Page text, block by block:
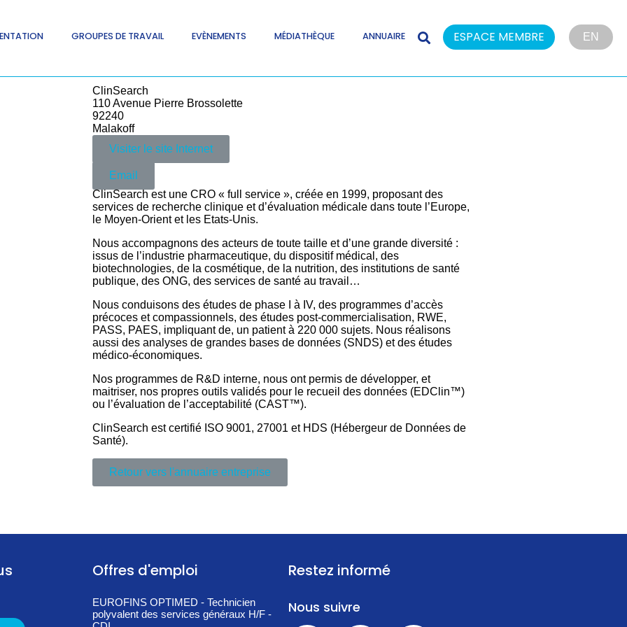
GROUPES DE TRAVAIL EVÈNEMENTS MÉDIATHÈQUE ANNUAIRE ESPACE MEMBRE EN
ClinSearch
110 Avenue Pierre Brossolette
92240
Malakoff
Visiter le site Internet
Email
ClinSearch est une CRO « full service », créée en 1999, proposant des
services de recherche clinique et d’évaluation médicale dans toute l’Europe,
le Moyen-Orient et les Etats-Unis.
Nous accompagnons des acteurs de toute taille et d’une grande diversité :
issus de l’industrie pharmaceutique, du dispositif médical, des
biotechnologies, de la cosmétique, de la nutrition, des institutions de santé
publique, des ONG, des services de santé au travail…
Nous conduisons des études de phase I à IV, des programmes d’accès
précoces et compassionnels, des études post-commercialisation, RWE,
PASS, PAES, impliquant de, un patient à 220 000 sujets. Nous réalisons
aussi des analyses de grandes bases de données (SNDS) et des études
médico-économiques.
Nos programmes de R&D interne, nous ont permis de développer, et
maitriser, nos propres outils validés pour le recueil des données (EDClin™)
ou l’évaluation de l’acceptabilité (CAST™).
ClinSearch est certifié ISO 9001, 27001 et HDS (Hébergeur de Données de
Santé).
Retour vers l'annuaire entreprise
Offres d'emploi
EUROFINS OPTIMED - Technicien
polyvalent des services généraux H/F -
Restez informé
Nous suivre